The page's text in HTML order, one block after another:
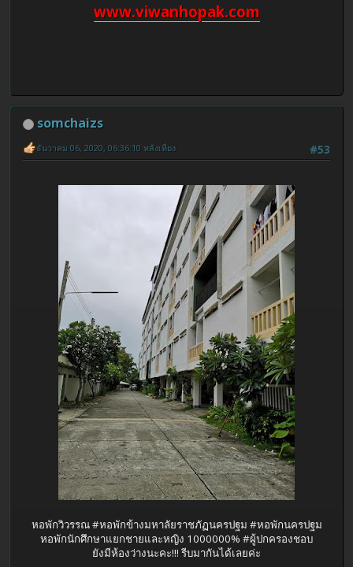
www.viwanhopak.com
somchaizs
#53
ธันวาคม 06, 2020, 06:36:10 หลังเที่ยง
หอพักวิวรรณ #หอพักข้างมหาลัยราชภัฏนครปฐม #หอพักนครปฐม
หอพักนักศึกษาแยกชายและหญิง 1000000% #ผู้ปกครองชอบ
ยังมีห้องว่างนะคะ!!! รีบมากันได้เลยค่ะ